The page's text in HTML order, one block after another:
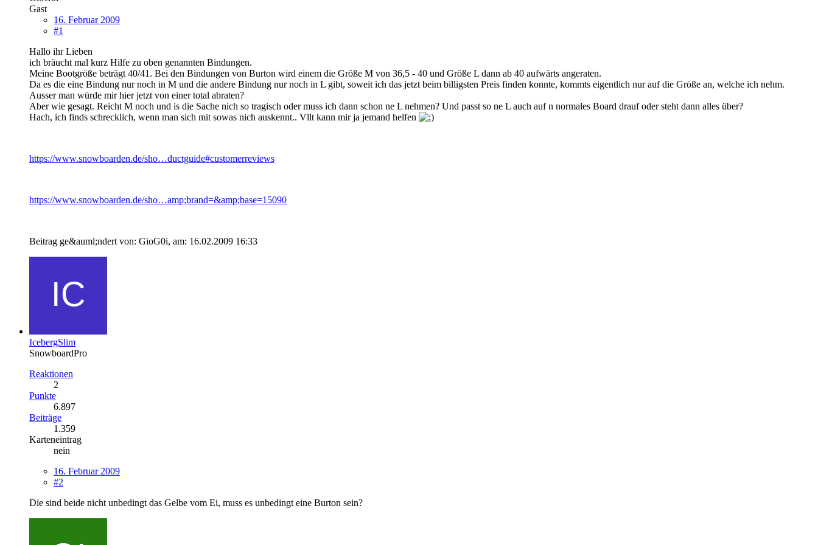
Gast
16. Februar 2009
#1
Hallo ihr Lieben
ich bräucht mal kurz Hilfe zu oben genannten Bindungen.
Meine Bootgröße beträgt 40/41. Bei den Bindungen von Burton wird einem die Größe M von 36,5 - 40 und Größe L dann ab 40 aufwärts angeraten.
Da es die eine Bindung nur noch in M und die andere Bindung nur noch in L gibt, soweit ich das jetzt beim billigsten Preis finden konnte, kommts eigentlich nur auf die Größe an, welche ich nehm.
Ausser man würde mir hier jetzt von einer total abraten?
Aber wie gesagt. Reicht M noch und is die Sache nich so tragisch oder muss ich dann schon ne L nehmen? Und passt so ne L auch auf n normales Board drauf oder steht dann alles über?
Hach, ich finds schrecklich, wenn man sich mit sowas nich auskennt.. Vllt kann mir ja jemand helfen
https://www.snowboarden.de/sho…ductguide#customerreviews
https://www.snowboarden.de/sho…amp;brand=&amp;base=15090
Beitrag ge&auml;ndert von: GioG0i, am: 16.02.2009 16:33
IcebergSlim
SnowboardPro
Reaktionen
2
Punkte
6.897
Beiträge
1.359
Karteneintrag
nein
16. Februar 2009
#2
Die sind beide nicht unbedingt das Gelbe vom Ei, muss es unbedingt eine Burton sein?